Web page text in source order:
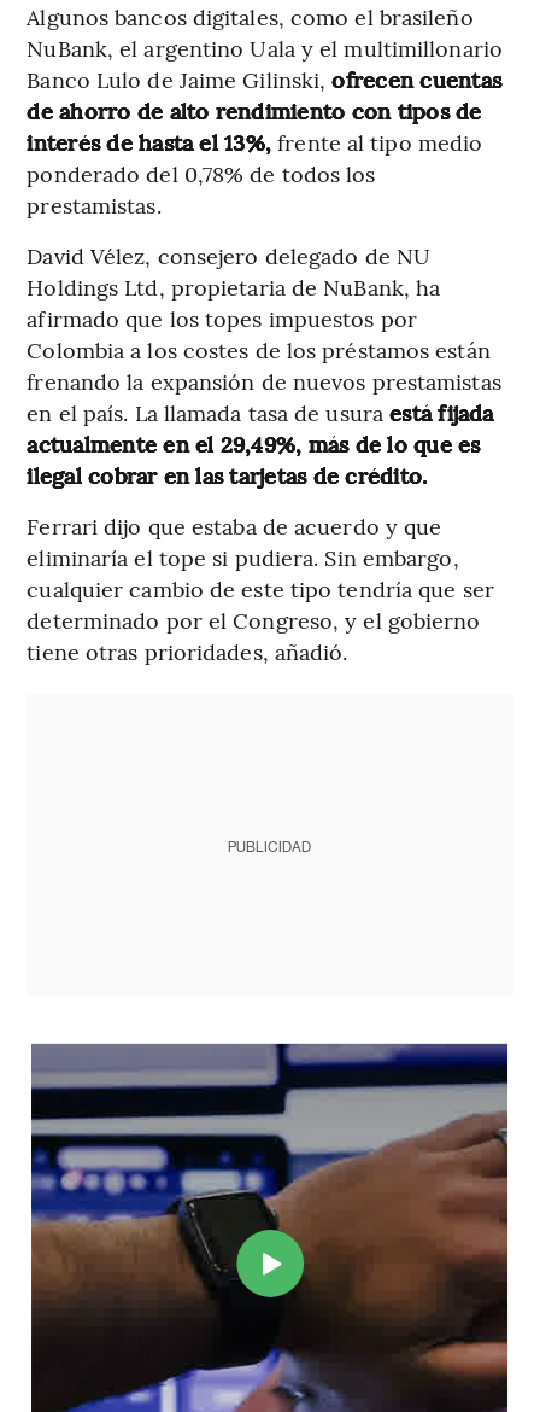
Algunos bancos digitales, como el brasileño
NuBank, el argentino Uala y el multimillonario
Banco Lulo de Jaime Gilinski,ofrecen cuentas
de ahorro de alto rendimiento con tipos de
interés de hasta el 13%, frente al tipo medio
ponderado del 0,78% de todos los
prestamistas.
David Vélez, consejero delegado de NU
Holdings Ltd, propietaria de NuBank, ha
afirmado que los topes impuestos por
Colombia a los costes de los préstamos están
frenando la expansión de nuevos prestamistas
en el país. La llamada tasa de usuraestá fijada
actualmente en el 29,49%, más de lo que es
ilegal cobrar en las tarjetas de crédito.
Ferrari dijo que estaba de acuerdo y que
eliminaría el tope si pudiera. Sin embargo,
cualquier cambio de este tipo tendría que ser
determinado por el Congreso, y el gobierno
tiene otras prioridades, añadió.
PUBLICIDAD